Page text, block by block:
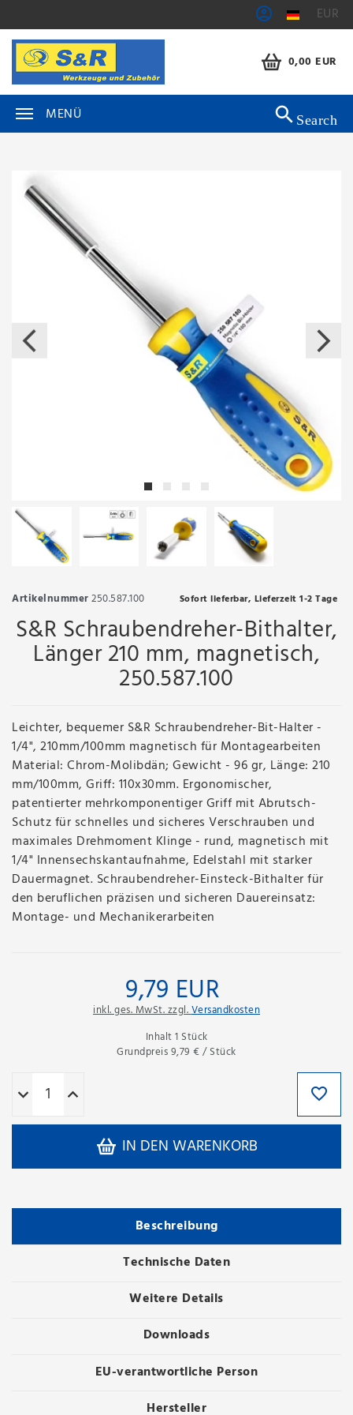
EUR
0,00 EUR
MENÜ Search
Artikelnummer250.587.100 Sofort lieferbar, Lieferzeit 1-2 Tage
S&R Schraubendreher-Bithalter,
Länger 210 mm, magnetisch,
250.587.100
Leichter, bequemer S&R Schraubendreher-Bit-Halter -
1/4", 210mm/100mm magnetisch für Montagearbeiten
Material: Chrom-Molibdän; Gewicht - 96 gr, Länge: 210
mm/100mm, Griff: 110x30mm. Ergonomischer,
patentierter mehrkomponentiger Griff mit Abrutsch-
Schutz für schnelles und sicheres Verschrauben und
maximales Drehmoment Klinge - rund, magnetisch mit
1/4" Innensechskantaufnahme, Edelstahl mit starker
Dauermagnet. Schraubendreher-Einsteck-Bithalter für
den beruflichen präzisen und sicheren Dauereinsatz:
Montage- und Mechanikerarbeiten
9,79 EUR
inkl. ges. MwSt. zzgl.Versandkosten
Inhalt1 Stück
Grundpreis9,79 € / Stück
IN DEN WARENKORB
Beschreibung
Technische Daten
Weitere Details
Downloads
EU-verantwortliche Person
Hersteller